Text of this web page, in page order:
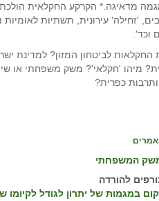
מדאיגה.* הקרקע החקלאית הולכת
'זחילה' עירונית, תשתיות לאומיות
וכד'.
לביטחון המזון? למדינת
מיהו 'חקלאי'? משק משפחתי או
ותרבות כפרית?
המשפחתי
להורדה
במגמות של יתרון לגודל